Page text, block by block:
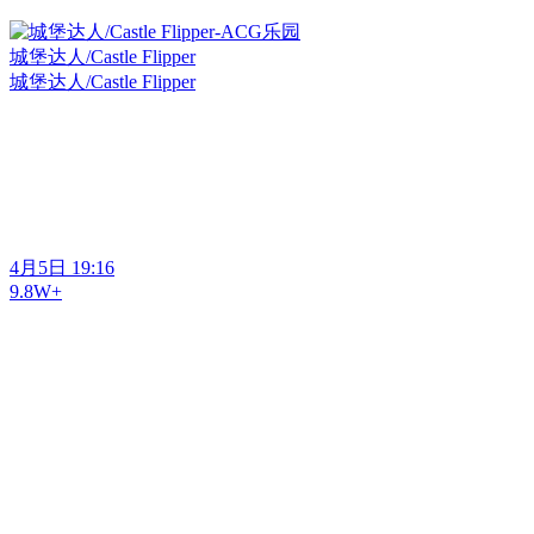
城堡达人/Castle Flipper
城堡达人/Castle Flipper
4月5日 19:16
9.8W+